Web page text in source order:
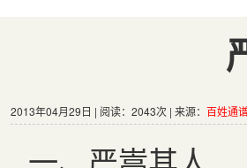
2013年04月29日 | 阅读：2043次 | 来源： 百姓通